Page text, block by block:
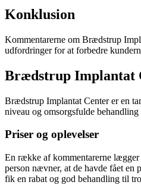
Konklusion
Kommentarerne om Brædstrup
udfordringer for at forbedre
Brædstrup Implantat
Brædstrup Implantat Center er en
niveau og omsorgsfulde
Priser og oplevelser
En række af kommentarerne lægger
person nævner, at de havde fået en
fik en rabat og god behandling til